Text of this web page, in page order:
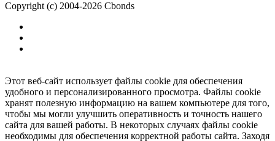
Copyright (c) 2004-2026 Cbonds
Этот веб-сайт использует файлы cookie для обеспечения
удобного и персонализированного просмотра. Файлы cookie
хранят полезную информацию на вашем компьютере для того,
чтобы мы могли улучшить оперативность и точность нашего
сайта для вашей работы. В некоторых случаях файлы cookie
необходимы для обеспечения корректной работы сайта. Заходя